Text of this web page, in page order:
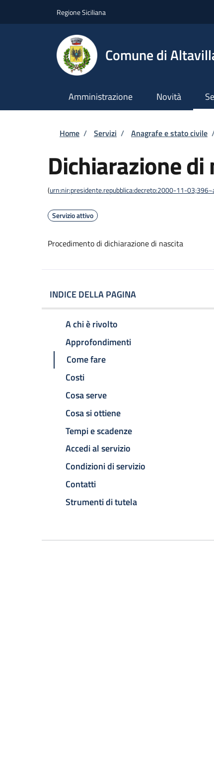
Regione Siciliana
Comune di
Amministrazione Novità
Briciole di pane
Home / Servizi / Anagrafe e stato civile
Dichiarazione di
(urn:nir:presidente.repubblica:decreto:2000-11-
Servizio attivo
Procedimento di dichiarazione di nascita
INDICE DELLA PAGINA
A chi è rivolto
Approfondimenti
Come fare
Costi
Cosa serve
Cosa si ottiene
Tempi e scadenze
Accedi al servizio
Condizioni di servizio
Contatti
Strumenti di tutela